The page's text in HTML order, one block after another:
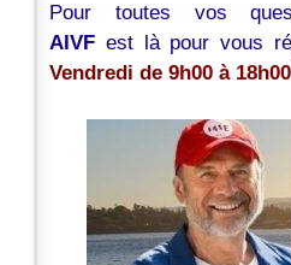
Pour toutes vos
AIVF est là pour vous
Vendredi de 9h00 à 18h00